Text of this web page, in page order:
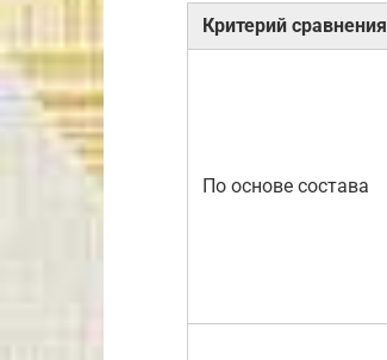
Критерий сравнения
По основе состава